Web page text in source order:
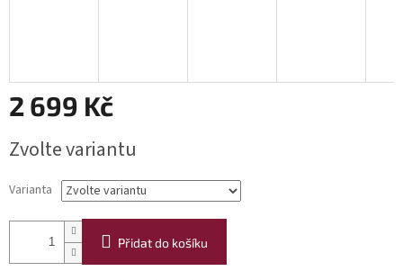
2 699 Kč
cena:
Zvolte variantu
Varianta
Přidat do košíku